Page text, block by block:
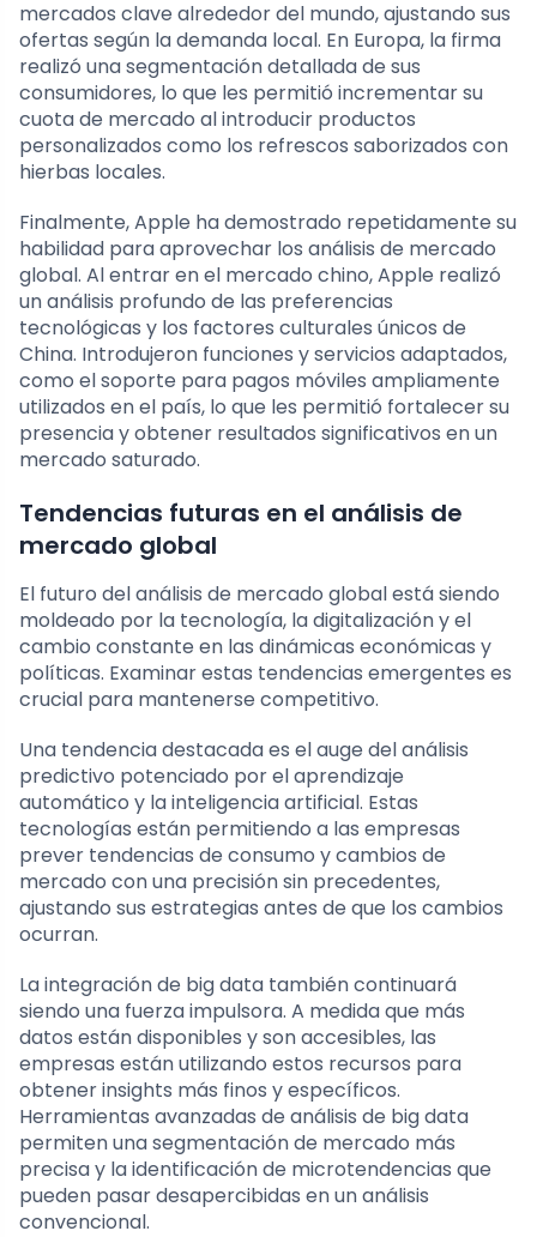
mercados clave alrededor del mundo, ajustando sus
ofertas según la demanda local. En Europa, la firma
realizó una segmentación detallada de sus
consumidores, lo que les permitió incrementar su
cuota de mercado al introducir productos
personalizados como los refrescos saborizados con
hierbas locales.
Finalmente, Apple ha demostrado repetidamente su
habilidad para aprovechar los análisis de mercado
global. Al entrar en el mercado chino, Apple realizó
un análisis profundo de las preferencias
tecnológicas y los factores culturales únicos de
China. Introdujeron funciones y servicios adaptados,
como el soporte para pagos móviles ampliamente
utilizados en el país, lo que les permitió fortalecer su
presencia y obtener resultados significativos en un
mercado saturado.
Tendencias futuras en el análisis de
mercado global
El futuro del análisis de mercado global está siendo
moldeado por la tecnología, la digitalización y el
cambio constante en las dinámicas económicas y
políticas. Examinar estas tendencias emergentes es
crucial para mantenerse competitivo.
Una tendencia destacada es el auge del análisis
predictivo potenciado por el aprendizaje
automático y la inteligencia artificial. Estas
tecnologías están permitiendo a las empresas
prever tendencias de consumo y cambios de
mercado con una precisión sin precedentes,
ajustando sus estrategias antes de que los cambios
ocurran.
La integración de big data también continuará
siendo una fuerza impulsora. A medida que más
datos están disponibles y son accesibles, las
empresas están utilizando estos recursos para
obtener insights más finos y específicos.
Herramientas avanzadas de análisis de big data
permiten una segmentación de mercado más
precisa y la identificación de microtendencias que
pueden pasar desapercibidas en un análisis
convencional.